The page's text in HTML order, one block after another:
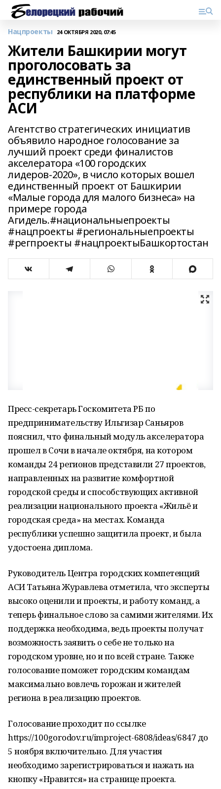
Нацпроекты 24 ОКТЯБРЯ 2020, 07:45
Жители Башкирии могут
проголосовать за
единственный проект от
республики на платформе
АСИ
Агентство стратегических инициатив
объявило народное голосование за
лучший проект среди финалистов
акселератора «100 городских
лидеров-2020», в число которых вошел
единственный проект от Башкирии
«Малые города для малого бизнеса» на
примере города
Агидель.#национальныепроекты
#нацпроекты #региональныепроекты
#регпроекты #нацпроектыБашкортостан
Пресс-секретарь Госкомитета РБ по
предпринимательству Ильгизар Саньяров
пояснил, что финальный модуль акселератора
прошел в Сочи в начале октября, на котором
команды 24 регионов представили 27 проектов,
направленных на развитие комфортной
городской среды и способствующих активной
реализации национального проекта «Жильё и
городская среда» на местах. Команда
республики успешно защитила проект, и была
удостоена диплома.
Руководитель Центра городских компетенций
АСИ Татьяна Журавлева отметила, что эксперты
высоко оценили и проекты, и работу команд, а
теперь финальное слово за самими жителями. Их
поддержка необходима, ведь проекты получат
возможность заявить о себе не только на
городском уровне, но и по всей стране. Также
голосование поможет городским командам
максимально вовлечь горожан и жителей
региона в реализацию проектов.
Голосование проходит по ссылке
https://100gorodov.ru/improject-6808/ideas/6847 до
5 ноября включительно. Для участия
необходимо зарегистрироваться и нажать на
кнопку «Нравится» на странице проекта.